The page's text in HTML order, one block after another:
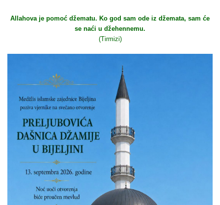
Allahova je pomoć džematu. Ko god sam ode iz džemata, sam će
se naći u džehennemu.
(Tirmizi)